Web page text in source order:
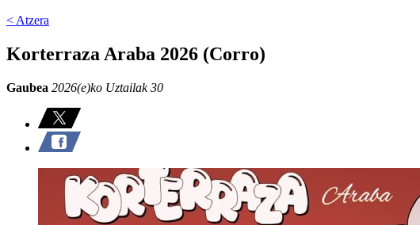
< Atzera
Korterraza Araba 2026 (Corro)
Gaubea 2026(e)ko Uztailak 30